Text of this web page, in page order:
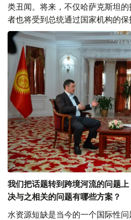
类丑闻。将来，不仅哈萨克斯坦
者也将受到总统通过国家机构的保
我们把话题转到跨境河流的问题
决与之相关的问题有哪些方案？
水资源短缺是当今的一个国际性